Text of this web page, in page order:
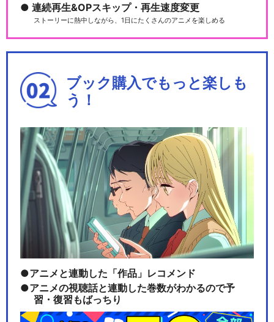
連続再生&OPスキップ・再生速度変更
ストーリーに熱中しながら、1日にたくさんのアニメを楽しめる
ブック購入でもっと楽しも
う！
アニメと連動した「作品」レコメンド
アニメの視聴話と連動した巻数がわかるので予
習・復習もばっちり